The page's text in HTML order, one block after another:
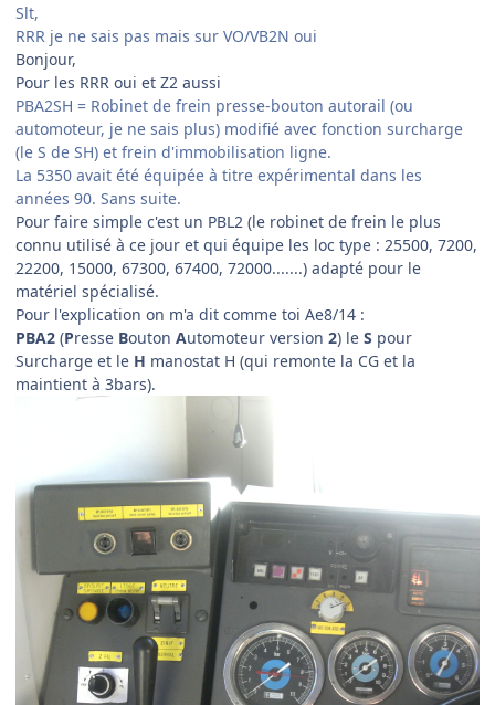
Slt,
RRR je ne sais pas mais sur VO/VB2N oui
Bonjour,
Pour les RRR oui et Z2 aussi
PBA2SH = Robinet de frein presse-bouton autorail (ou
automoteur, je ne sais plus) modifié avec fonction surcharge
(le S de SH) et frein d'immobilisation ligne.
La 5350 avait été équipée à titre expérimental dans les
années 90. Sans suite.
Pour faire simple c'est un PBL2 (le robinet de frein le plus
connu utilisé à ce jour et qui équipe les loc type : 25500, 7200,
22200, 15000, 67300, 67400, 72000.......) adapté pour le
matériel spécialisé.
Pour l'explication on m'a dit comme toi Ae8/14 :
PBA2 (Presse Bouton Automoteur version 2) le S pour
Surcharge et le H manostat H (qui remonte la CG et la
maintient à 3bars).